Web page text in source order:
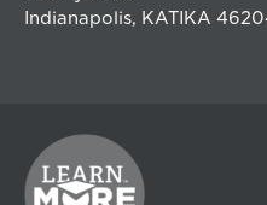
Indianapolis, KATIKA